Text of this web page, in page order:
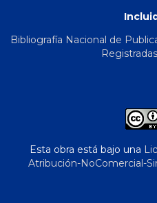
Bibliografía Nacional de
Esta obra está bajo una
Atribución-NoComercial-